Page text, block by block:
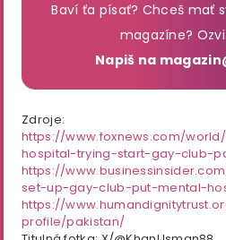
Baví ťa písať? Chceš mať
magazíne?
Napiš na
Zdroje:
https://www.foxnews.com/
hospital-trying-start-gay-club-
https://
set-up-gay-club-put-mental-
https://
profile/pakistan/